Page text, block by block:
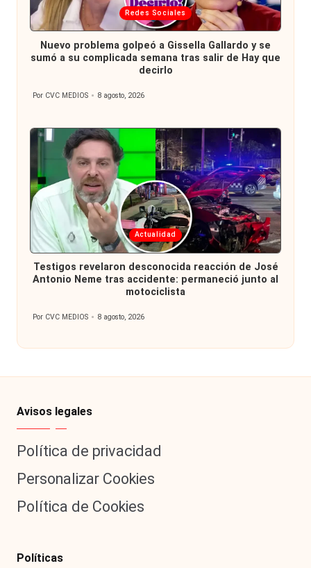
Publicada
en
Redes Sociales
Nuevo problema golpeó a Gissella Gallardo y se
sumó a su complicada semana tras salir de Hay que
decirlo
Publicado
Por CVC MEDIOS 8 agosto, 2026
Publicada
en
Actualidad
Testigos revelaron desconocida reacción de José
Antonio Neme tras accidente: permaneció junto al
motociclista
Publicado
Por CVC MEDIOS 8 agosto, 2026
Avisos legales
Política de privacidad
Personalizar Cookies
Política de Cookies
Políticas